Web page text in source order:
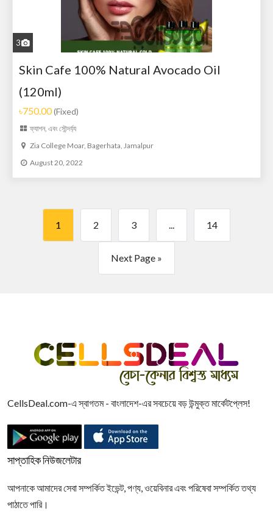
3
Skin Cafe 100% Natural Avocado Oil
(120ml)
৳750.00(Fixed)
ফ্যাশন, এবং সৌন্দর্য্য
Zia College Moar, Bagerhata, Jamalpur
August 20, 2022
1 2 3 ... 14
Next Page »
CellsDeal.com-এ স্বাগতম - বাংলাদেশ-এর সবচেয়ে বড় উন্মুক্ত মার্কেটপ্লেস!
সাপ্তাহিক নিউজলেটার
আপনাকে আমাদের সেবা সম্পর্কিত ইভেন্ট, পণ্য, ওয়েবিনার এবং পরিষেবা সম্পর্কিত তথ্য
পাঠাতে পারি।